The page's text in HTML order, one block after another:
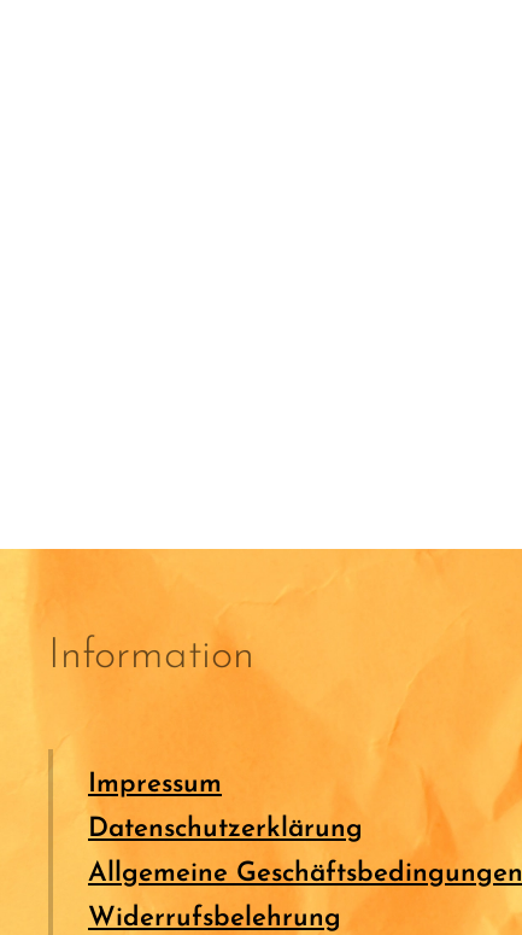
Information
Impressum
Datenschutzerklärung
Allgemeine Geschäftsbedingungen
Widerrufsbelehrung